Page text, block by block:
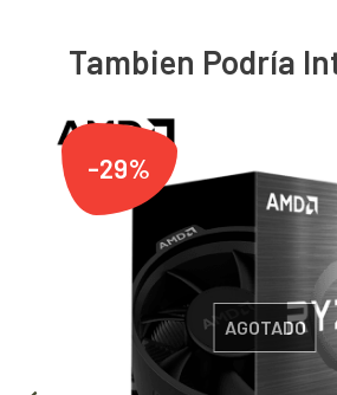
Tambien Podría
-29%
AGOTADO